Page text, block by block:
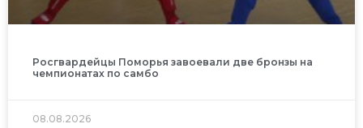
Росгвардейцы Поморья завоевали две бронзы на
чемпионатах по самбо
08.08.2026